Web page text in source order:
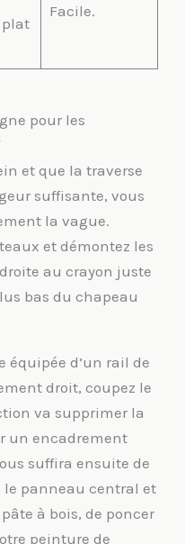
Facile.
pour les
et que la traverse
suffisante, vous
la vague.
et démontez les
au crayon juste
bas du chapeau
équipée d’un rail de
droit, coupez le
va supprimer la
un encadrement
suffira ensuite de
le panneau central et
à bois, de poncer
peinture de